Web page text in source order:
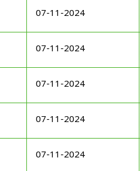
07-11-2024
07-11-2024
07-11-2024
07-11-2024
07-11-2024